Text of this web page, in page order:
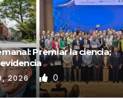
Premiar la ciencia;
2026 0